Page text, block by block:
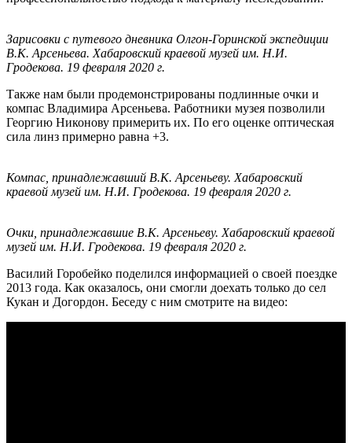
Зарисовки с путевого дневника Олгон-Горинской экспедиции
В.К. Арсеньева. Хабаровский краевой музей им. Н.И.
Гродекова. 19 февраля 2020 г.
Также нам были продемонстрированы подлинные очки и
компас Владимира Арсеньева. Работники музея позволили
Георгию Никонову примерить их. По его оценке оптическая
сила линз примерно равна +3.
Компас, принадлежавший В.К. Арсеньеву. Хабаровский
краевой музей им. Н.И. Гродекова. 19 февраля 2020 г.
Очки, принадлежавшие В.К. Арсеньеву. Хабаровский краевой
музей им. Н.И. Гродекова. 19 февраля 2020 г.
Василий Горобейко поделился информацией о своей поездке
2013 года. Как оказалось, они смогли доехать только до сел
Кукан и Догордон. Беседу с ним смотрите на видео: